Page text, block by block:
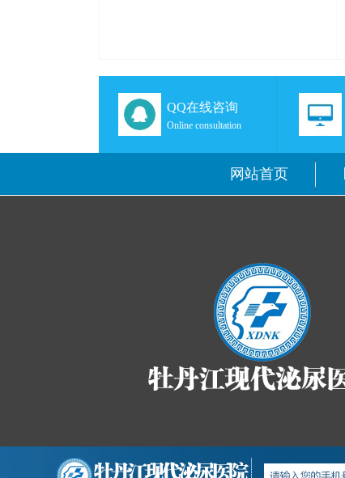
QQ在线咨询
Online consultation
网站首页